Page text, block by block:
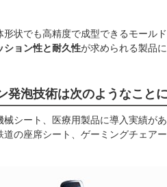
状でも高精度で成型できるモール
ション性と耐久性が求められる製品
発泡技術は次のようなこと
シート、医療用製品に導入実績が
の座席シート、ゲーミングチェア